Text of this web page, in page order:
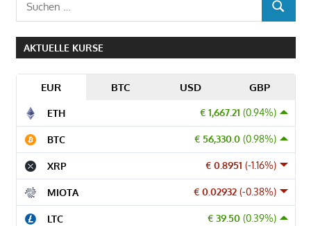
SUCHEN
AKTUELLE KURSE
EUR BTC USD GBP
€ 1,667.21 (0.94%)
ETH
€ 56,330.0 (0.98%)
BTC
€ 0.8951 (-1.16%)
XRP
€ 0.02932 (-0.38%)
MIOTA
€ 39.50 (0.39%)
LTC